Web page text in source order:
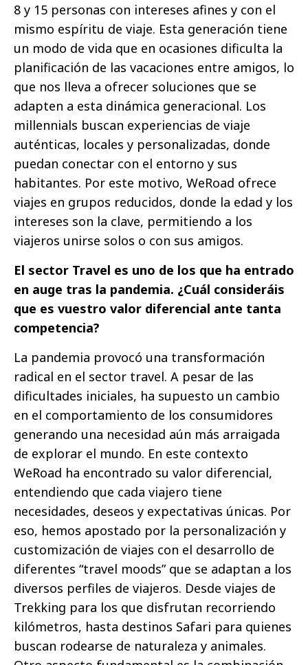
8 y 15 personas con intereses afines y con el
mismo espíritu de viaje. Esta generación tiene
un modo de vida que en ocasiones dificulta la
planificación de las vacaciones entre amigos, lo
que nos lleva a ofrecer soluciones que se
adapten a esta dinámica generacional. Los
millennials buscan experiencias de viaje
auténticas, locales y personalizadas, donde
puedan conectar con el entorno y sus
habitantes. Por este motivo, WeRoad ofrece
viajes en grupos reducidos, donde la edad y los
intereses son la clave, permitiendo a los
viajeros unirse solos o con sus amigos.
El sector Travel es uno de los que ha entrado
en auge tras la pandemia. ¿Cuál consideráis
que es vuestro valor diferencial ante tanta
competencia?
La pandemia provocó una transformación
radical en el sector travel. A pesar de las
dificultades iniciales, ha supuesto un cambio
en el comportamiento de los consumidores
generando una necesidad aún más arraigada
de explorar el mundo. En este contexto
WeRoad ha encontrado su valor diferencial,
entendiendo que cada viajero tiene
necesidades, deseos y expectativas únicas. Por
eso, hemos apostado por la personalización y
customización de viajes con el desarrollo de
diferentes “travel moods” que se adaptan a los
diversos perfiles de viajeros. Desde viajes de
Trekking para los que disfrutan recorriendo
kilómetros, hasta destinos Safari para quienes
buscan rodearse de naturaleza y animales.